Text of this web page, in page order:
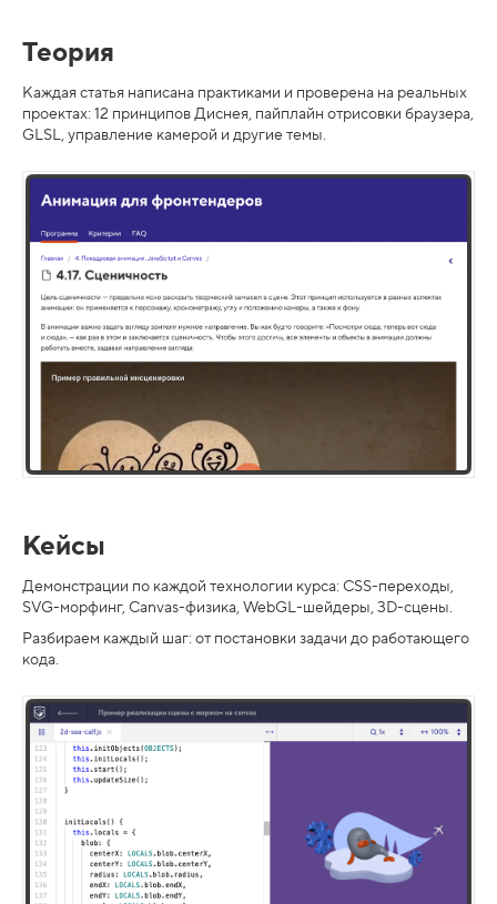
Теория
Каждая статья написана практиками и проверена на реальных
проектах: 12 принципов Диснея, пайплайн отрисовки браузера,
GLSL, управление камерой и другие темы.
Кейсы
Демонстрации по каждой технологии курса: CSS-переходы,
SVG-морфинг, Canvas-физика, WebGL-шейдеры, 3D-сцены.
Разбираем каждый шаг: от постановки задачи до работающего
кода.